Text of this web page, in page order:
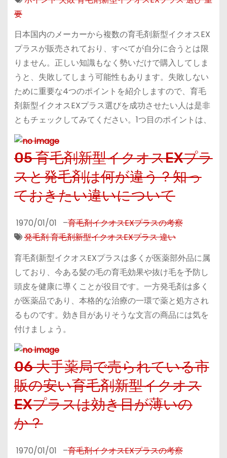
要
日本国内のメーカーから複数の育毛剤新型イクオスEX
プラスが販売されており、すべてが自分に合うとは限
りません。正しい知識もなく勢いだけで購入してしま
うと、失敗してしまう可能性もあります。失敗しない
ために重要な4つのポイントを紹介しますので、育毛
剤新型イクオスEXプラス選びを成功させたい人は是非
ともチェックしてみてください。1つ目のポイントは、
05 育毛剤新型イクオスEXプラ
スと発毛剤は何が違う？知っ
ておきたい違いについて
1970/01/01 –育毛剤イクオスEXプラスの考察
発毛剤 育毛剤新型イクオスEXプラス 違い
育毛剤新型イクオスEXプラスは多くが医薬部外品に属
しており、今ある髪の毛の育毛効果や抜け毛を予防し
頭皮を健康に導くことが役目です。一方発毛剤は多く
が医薬品であり、本格的な治療の一環で薬と処方され
るものです。効き目がありそうな文言の商品には気を
付けましょう。
06 大手薬局で売られている市
販の安い育毛剤新型イクオス
EXプラスは効き目が薄いの
か？
1970/01/01 –育毛剤イクオスEXプラスの考察